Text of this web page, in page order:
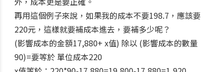
再用這個例子來說，如果我的成本不要198.7，應該要
220元，這樣就要補成本進去，要補多少呢？
(影響成本的金額17,880+ x值) 除以 (影響成本的數量
90)=要等於 單位成本220